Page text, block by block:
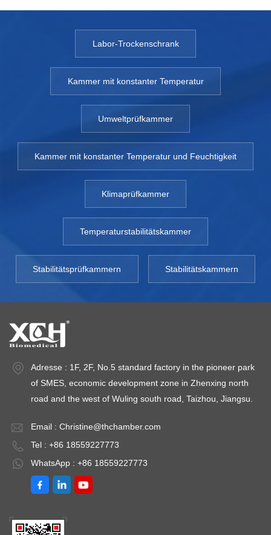
Labor-Trockenschrank
Kammer mit konstanter Temperatur
Umweltprüfkammer
Kammer mit konstanter Temperatur und Feuchtigkeit
Klimaprüfkammer
Temperaturstabilitätskammer
Stabilitätsprüfkammern Stabilitätskammern
Adresse : 1F, 2F, No.5 standard factory in the pioneer park
of SMES, economic development zone in Zhenxing north
road and the west of Wuling south road, Taizhou, Jiangsu.
Email : Christine@thchamber.com
Tel : +86 18559227773
WhatsApp : +86 18559227773